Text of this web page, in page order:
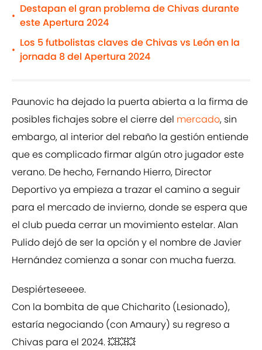
•
Destapan el gran problema de Chivas durante
este Apertura 2024
•
Los 5 futbolistas claves de Chivas vs León en la
jornada 8 del Apertura 2024
Paunovic ha dejado la puerta abierta a la firma de
posibles fichajes sobre el cierre del mercado, sin
embargo, al interior del rebaño la gestión entiende
que es complicado firmar algún otro jugador este
verano. De hecho, Fernando Hierro, Director
Deportivo ya empieza a trazar el camino a seguir
para el mercado de invierno, donde se espera que
el club pueda cerrar un movimiento estelar. Alan
Pulido dejó de ser la opción y el nombre de Javier
Hernández comienza a sonar con mucha fuerza.
Despiérteseeee.
Con la bombita de que Chicharito (Lesionado),
estaría negociando (con Amaury) su regreso a
Chivas para el 2024. 💥💥💥